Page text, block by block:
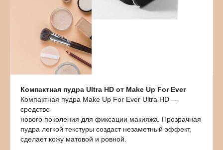
Компактная пудра Ultra HD от Make Up For Ever
Компактная пудра Make Up For Ever Ultra HD —
средство
нового поколения для фиксации макияжа. Прозрачная
пудра легкой текстуры создаст незаметный эффект,
сделает кожу матовой и ровной.